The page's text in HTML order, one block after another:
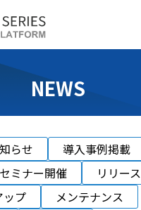
NEWS
らせ
導入事例掲載
セミナー開催
リリース
ップ
メンテナンス